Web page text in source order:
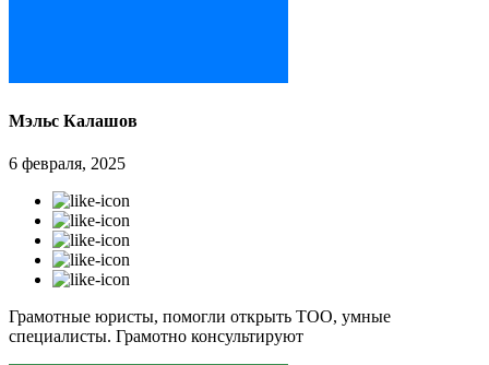
Мэльс Калашов
6 февраля, 2025
Грамотные юристы, помогли открыть ТОО, умные
специалисты. Грамотно консультируют